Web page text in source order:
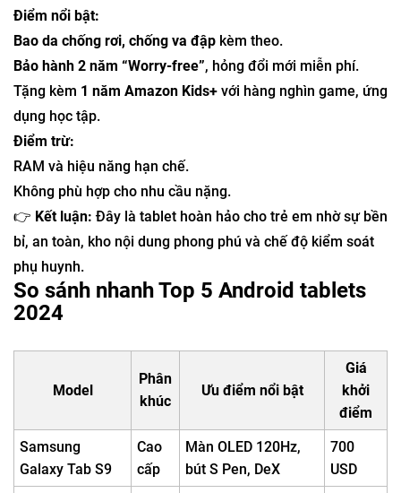
Điểm nổi bật:
Bao da chống rơi, chống va đập kèm theo.
Bảo hành 2 năm “Worry-free”, hỏng đổi mới miễn phí.
Tặng kèm 1 năm Amazon Kids+ với hàng nghìn game, ứng
dụng học tập.
Điểm trừ:
RAM và hiệu năng hạn chế.
Không phù hợp cho nhu cầu nặng.
👉 Kết luận: Đây là tablet hoàn hảo cho trẻ em nhờ sự bền
bỉ, an toàn, kho nội dung phong phú và chế độ kiểm soát
phụ huynh.
So sánh nhanh Top 5 Android tablets
2024
Model
Phân
khúc
Ưu điểm nổi bật
Giá
khởi
điểm
Samsung
Galaxy Tab S9
Cao
cấp
Màn OLED 120Hz,
bút S Pen, DeX
700
USD